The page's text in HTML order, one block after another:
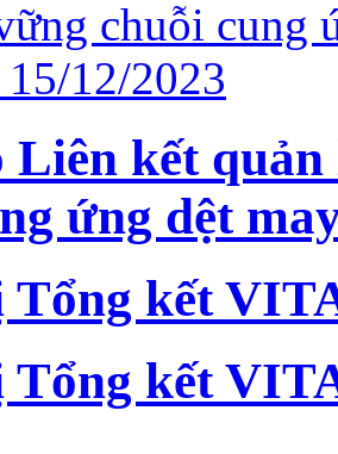
Liên kết
ứng dệt
kết
kết